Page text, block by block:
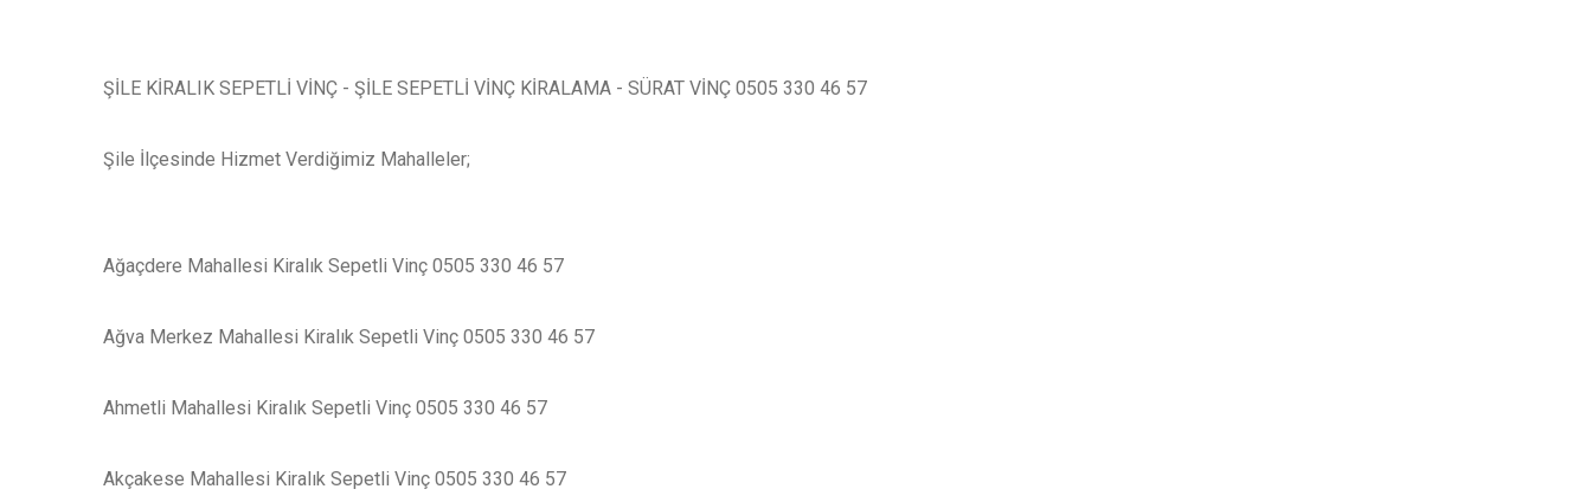
ŞİLE KİRALIK SEPETLİ VİNÇ - ŞİLE SEPETLİ VİNÇ KİRALAMA - SÜRAT VİNÇ 0505 330 46 57
Şile İlçesinde Hizmet Verdiğimiz Mahalleler;
Ağaçdere Mahallesi Kiralık Sepetli Vinç 0505 330 46 57
Ağva Merkez Mahallesi Kiralık Sepetli Vinç 0505 330 46 57
Ahmetli Mahallesi Kiralık Sepetli Vinç 0505 330 46 57
Akçakese Mahallesi Kiralık Sepetli Vinç 0505 330 46 57